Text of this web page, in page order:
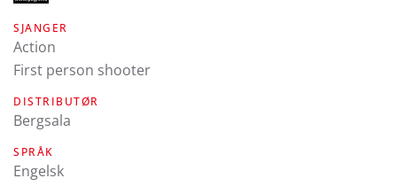
SJANGER
Action
First person shooter
DISTRIBUTØR
Bergsala
SPRÅK
engelsk